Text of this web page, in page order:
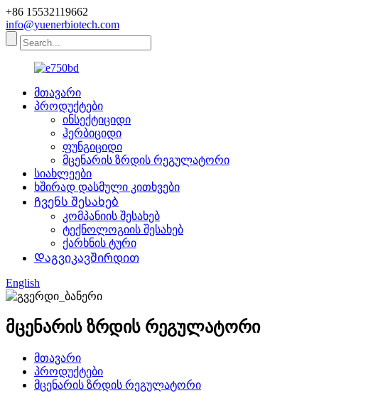
+86 15532119662
info@yuenerbiotech.com
მთავარი
პროდუქტები
ინსექტიციდი
ჰერბიციდი
ფუნგიციდი
მცენარის ზრდის რეგულატორი
სიახლეები
ხშირად დასმული კითხვები
Ჩვენს შესახებ
კომპანიის შესახებ
ტექნოლოგიის შესახებ
ქარხნის ტური
Დაგვიკავშირდით
English
მცენარის ზრდის რეგულატორი
მთავარი
პროდუქტები
მცენარის ზრდის რეგულატორი